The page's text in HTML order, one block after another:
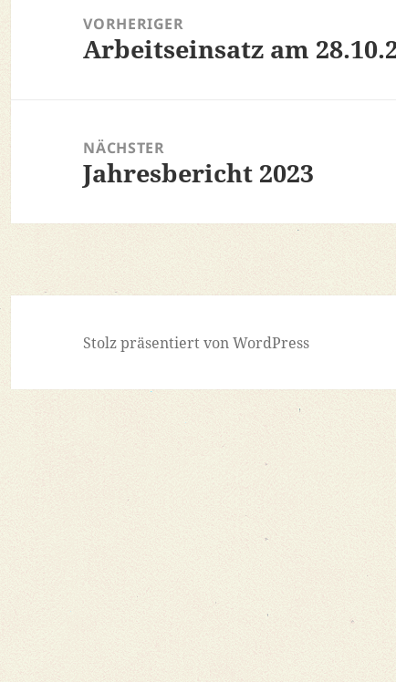
VORHERIGER
Vorheriger
Arbeitseinsatz am
NÄCHSTER
Nächster
Jahresbericht 2023
Stolz präsentiert von WordPress